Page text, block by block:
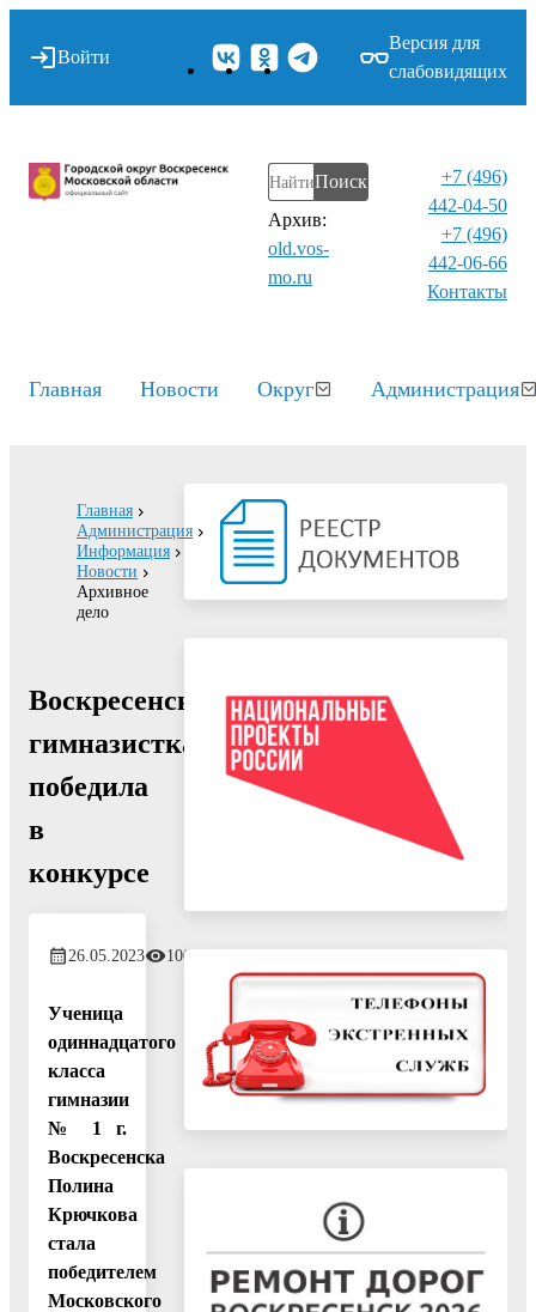
Войти
Версия для
слабовидящих
Поиск
Архив:
old.vos-
mo.ru
+7 (496)
442-04-50
+7 (496)
442-06-66
Контакты⁠
Главная Новости Округ Администрация
Главная
Администрация
Информация
Новости
Архивное
дело
Воскресенская
гимназистка
победила
в
конкурсе
26.05.2023 1007
Ученица
одиннадцатого
класса
гимназии
№ 1 г.
Воскресенска
Полина
Крючкова
стала
победителем
Московского